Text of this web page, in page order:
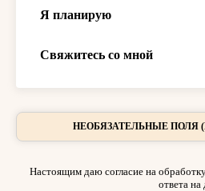
Я планирую
Свяжитесь со мной
НЕОБЯЗАТЕЛЬНЫЕ ПОЛЯ
Настоящим даю согласие на
ответа